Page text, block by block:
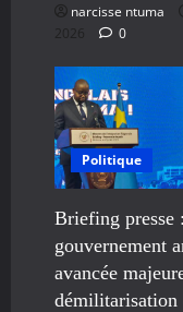
narcisse ntuma
2026
0
Politique
Briefing presse
gouvernement
avancée
démilitarisation